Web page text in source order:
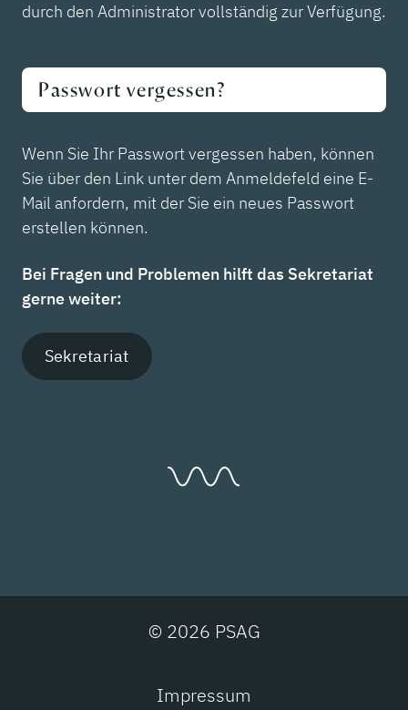
durch den Administrator vollständig zur Verfügung.
Passwort vergessen?
Wenn Sie Ihr Passwort vergessen haben, können
Sie über den Link unter dem Anmeldefeld eine E-
Mail anfordern, mit der Sie ein neues Passwort
erstellen können.
Bei Fragen und Problemen hilft das Sekretariat
gerne weiter:
Sekretariat
© 2026 PSAG
Impressum